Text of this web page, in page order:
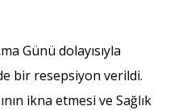
Günü dolayısıyla
bir resepsiyon verildi.
ikna etmesi ve Sağlık